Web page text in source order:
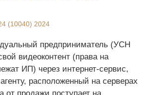
(10040) 2024
предприниматель (УСН
видеоконтент (права на
ИП) через интернет-сервис,
расположенный на серверах